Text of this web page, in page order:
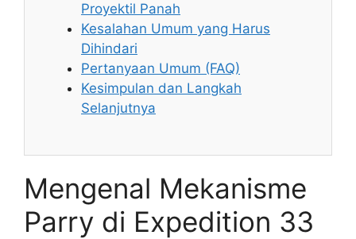
Proyektil Panah
Kesalahan Umum yang Harus
Dihindari
Pertanyaan Umum (FAQ)
Kesimpulan dan Langkah
Selanjutnya
Mengenal Mekanisme
Parry di Expedition 33